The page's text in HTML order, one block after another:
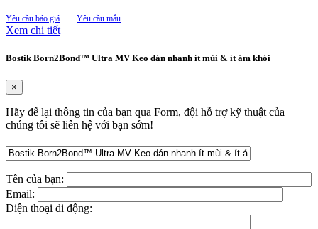
Yêu cầu báo giá Yêu cầu mẫu
Xem chi tiết
Bostik Born2Bond™ Ultra MV Keo dán nhanh ít mùi & ít ám khói
×
Hãy để lại thông tin của bạn qua Form, đội hỗ trợ kỹ thuật của
chúng tôi sẽ liên hệ với bạn sớm!
Tên của bạn:
Email:
Điện thoại di động: